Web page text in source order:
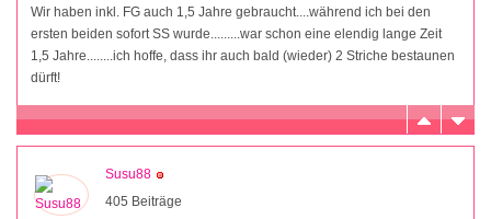
Wir haben inkl. FG auch 1,5 Jahre gebraucht....während ich bei den
ersten beiden sofort SS wurde.........war schon eine elendig lange Zeit
1,5 Jahre........ich hoffe, dass ihr auch bald (wieder) 2 Striche bestaunen
dürft!
Susu88
405 Beiträge